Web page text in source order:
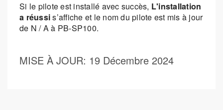
Si le pilote est installé avec succès, L'installation
a réussis’affiche et le nom du pilote est mis à jour
de N / A à PB-SP100.
MISE À JOUR: 19 Décembre 2024